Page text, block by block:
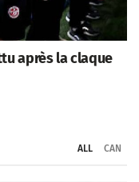
après la claque
ALL CAN